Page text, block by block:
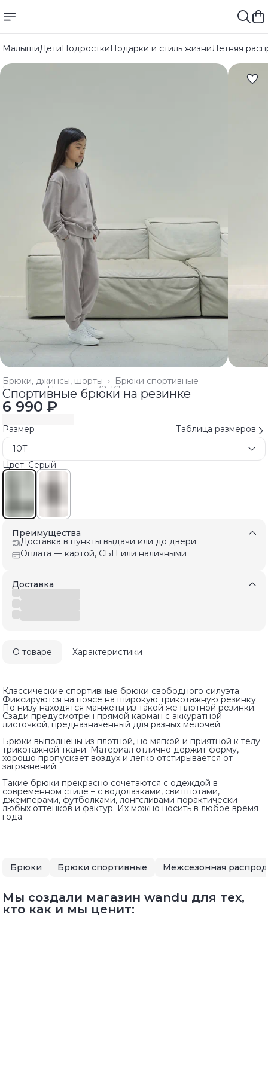
МалышиДетиПодросткиПодарки и стиль жизниЛетняя
Брюки спортивные
Брюки, джинсы, шорты ›
Подростки (8-16)
Главная ›
Спортивные брюки на резинке
6 990 ₽
Размер
Таблица размеров
10T
Цвет: Серый
Преимущества
Доставка в пункты выдачи или до двери
Оплата — картой, СБП или наличными
Доставка
О товаре Характеристики
Классические спортивные брюки свободного силуэта.
Фиксируются на поясе на широкую трикотажную резинку.
По низу находятся манжеты из такой же плотной резинки.
Сзади предусмотрен прямой карман с аккуратной
листочкой, предназначенный для разных мелочей.
Брюки выполнены из плотной, но мягкой и приятной к телу
трикотажной ткани. Материал отлично держит форму,
хорошо пропускает воздух и легко отстирывается от
загрязнений.
Такие брюки прекрасно сочетаются с одеждой в
современном стиле – с водолазками, свитшотами,
джемперами, футболками, лонгсливами порактически
любых оттенков и фактур. Их можно носить в любое время
года.
Брюки Брюки спортивные Межсезонная
Мы создали магазин wandu для тех,
кто как и мы ценит: